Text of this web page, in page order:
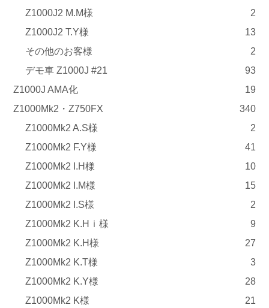
Z1000J2 M.M様
2
Z1000J2 T.Y様
13
その他のお客様
2
デモ車 Z1000J #21
93
Z1000J AMA化
19
Z1000Mk2・Z750FX
340
Z1000Mk2 A.S様
2
Z1000Mk2 F.Y様
41
Z1000Mk2 I.H様
10
Z1000Mk2 I.M様
15
Z1000Mk2 I.S様
2
Z1000Mk2 K.Hｉ様
9
Z1000Mk2 K.H様
27
Z1000Mk2 K.T様
3
Z1000Mk2 K.Y様
28
Z1000Mk2 K様
21